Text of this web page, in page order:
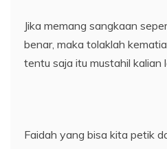
Jika memang sangkaan
benar, maka tolaklah
tentu saja itu mustahil kalian
Faidah yang bisa kita petik